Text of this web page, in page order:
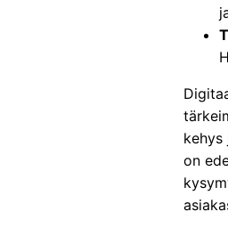
kehys
on